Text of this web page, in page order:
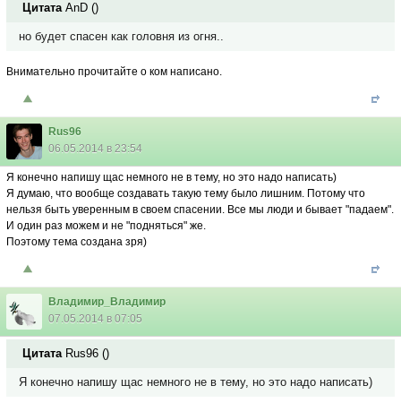
Цитата AnD ()
но будет спасен как головня из огня..
Внимательно прочитайте о ком написано.
Rus96
06.05.2014 в 23:54
Я конечно напишу щас немного не в тему, но это надо написать)
Я думаю, что вообще создавать такую тему было лишним. Потому что
нельзя быть уверенным в своем спасении. Все мы люди и бывает "падаем".
И один раз можем и не "подняться" же.
Поэтому тема создана зря)
Владимир_Владимир
07.05.2014 в 07:05
Цитата Rus96 ()
Я конечно напишу щас немного не в тему, но это надо написать)